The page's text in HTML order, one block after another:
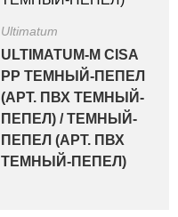
Ultimatum
ULTIMATUM-M CISA
PP ТЕМНЫЙ-ПЕПЕЛ
(АРТ. ПВХ ТЕМНЫЙ-
ПЕПЕЛ) / ТЕМНЫЙ-
ПЕПЕЛ (АРТ. ПВХ
ТЕМНЫЙ-ПЕПЕЛ)